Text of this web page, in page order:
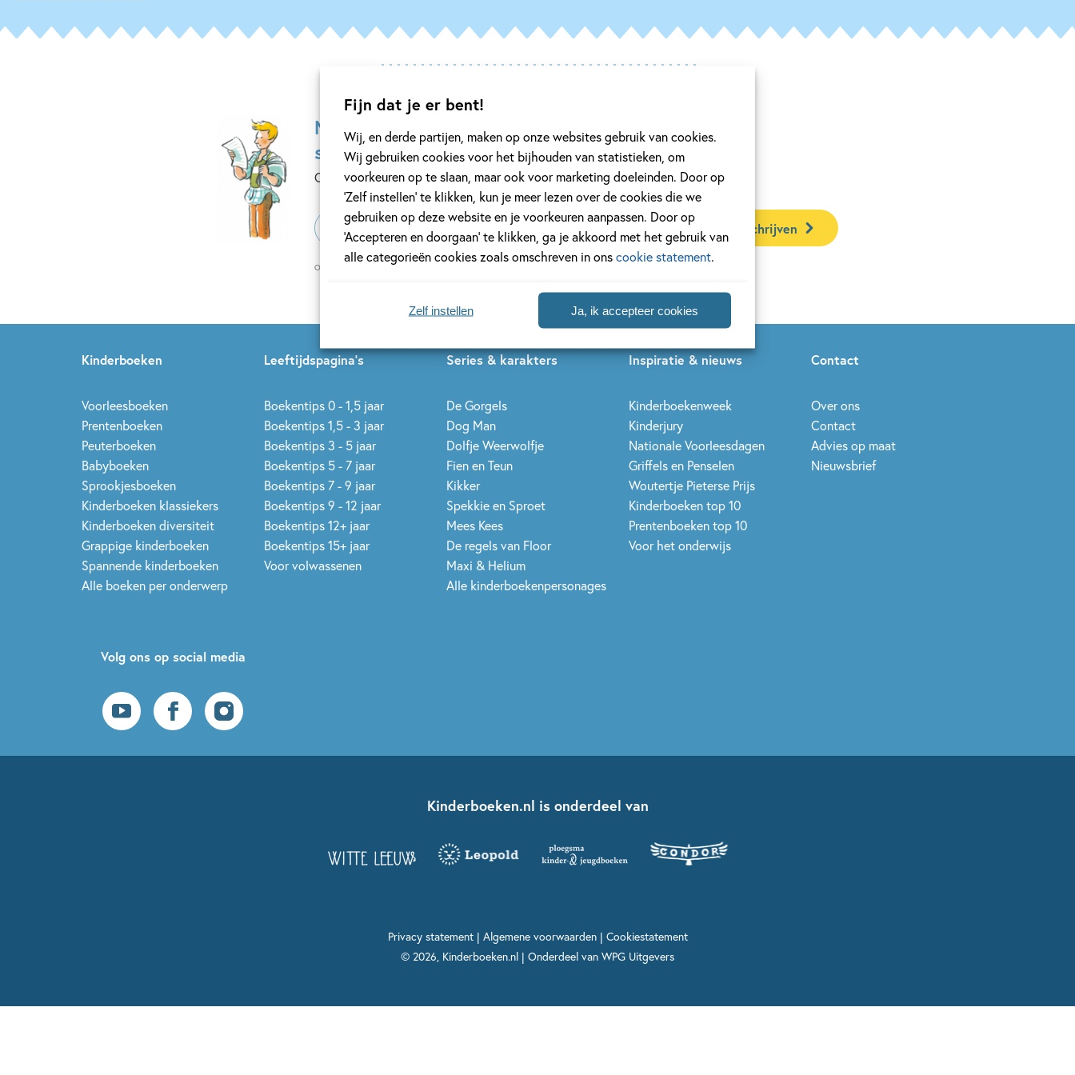
Fijn dat je er bent!
Wij, en derde partijen, maken op onze websites gebruik van cookies.
Wij gebruiken cookies voor het bijhouden van statistieken, om
voorkeuren op te slaan, maar ook voor marketing doeleinden. Door op
‘Zelf instellen’ te klikken, kun je meer lezen over de cookies die we
gebruiken op deze website en je voorkeuren aanpassen. Door op
‘Accepteren en doorgaan’ te klikken, ga je akkoord met het gebruik van
alle categorieën cookies zoals omschreven in onscookie statement.
Ja, ik accepteer cookies
Zelf instellen
Mis geen enkel kinderboek of nieuwtje meer en
schrijf je in voor onze nieuwsbrief
Ontvang elke twee weken nieuws, kinderboekentips en inspiratie!
E-
mailadres
Naar inschrijven
Op onze nieuwsbrieven is het
Kinderboeken
Voorleesboeken
Prentenboeken
Peuterboeken
Babyboeken
Sprookjesboeken
Kinderboeken klassiekers
Kinderboeken diversiteit
Grappige kinderboeken
Spannende kinderboeken
Alle boeken per onderwerp
Leeftijdspagina’s
Boekentips 0 - 1,5 jaar
Boekentips 1,5 - 3 jaar
Boekentips 3 - 5 jaar
Boekentips 5 - 7 jaar
Boekentips 7 - 9 jaar
Boekentips 9 - 12 jaar
Boekentips 12+ jaar
Boekentips 15+ jaar
Voor volwassenen
Series & karakters
De Gorgels
Dog Man
Dolfje Weerwolfje
Fien en Teun
Kikker
Spekkie en Sproet
Mees Kees
De regels van Floor
Maxi & Helium
Alle kinderboekenpersonages
Inspiratie & nieuws
Kinderboekenweek
Kinderjury
Nationale Voorleesdagen
Griffels en Penselen
Woutertje Pieterse Prijs
Kinderboeken top 10
Prentenboeken top 10
Voor het onderwijs
Contact
Over ons
Contact
Advies op maat
Nieuwsbrief
Volg ons op social media
Kinderboeken.nl is onderdeel van
Privacy statement| Algemene voorwaarden| Cookiestatement
© 2026, Kinderboeken.nl | Onderdeel van WPG Uitgevers